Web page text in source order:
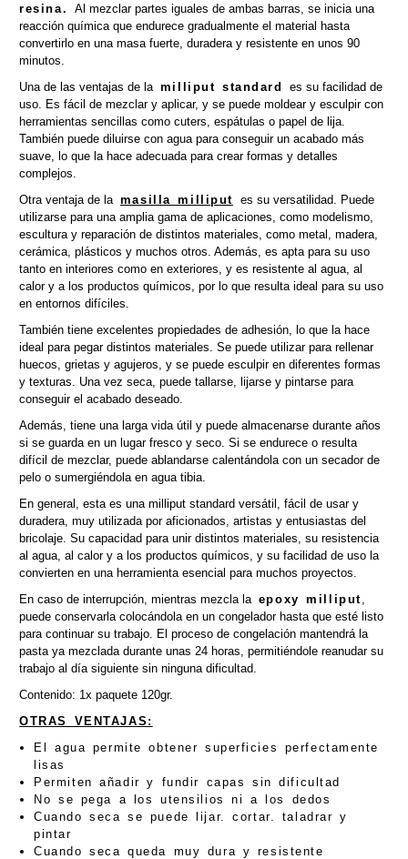
resina.
Al mezclar partes iguales de ambas barras, se inicia una
reacción química que endurece gradualmente el material hasta
convertirlo en una masa fuerte, duradera y resistente en unos 90
minutos.
Una de las ventajas de la milliput standard
es su facilidad de
uso. Es fácil de mezclar y aplicar, y se puede moldear y esculpir con
herramientas sencillas como cuters, espátulas o papel de lija.
También puede diluirse con agua para conseguir un acabado más
suave, lo que la hace adecuada para crear formas y detalles
complejos.
Otra ventaja de la masilla milliput es su versatilidad. Puede
utilizarse para una amplia gama de aplicaciones, como modelismo,
escultura y reparación de distintos materiales, como metal, madera,
cerámica, plásticos y muchos otros. Además, es apta para su uso
tanto en interiores como en exteriores, y es resistente al agua, al
calor y a los productos químicos, por lo que resulta ideal para su uso
en entornos difíciles.
También tiene excelentes propiedades de adhesión, lo que la hace
ideal para pegar distintos materiales. Se puede utilizar para rellenar
huecos, grietas y agujeros, y se puede esculpir en diferentes formas
y texturas. Una vez seca, puede tallarse, lijarse y pintarse para
conseguir el acabado deseado.
Además, tiene una larga vida útil y puede almacenarse durante años
si se guarda en un lugar fresco y seco. Si se endurece o resulta
difícil de mezclar, puede ablandarse calentándola con un secador de
pelo o sumergiéndola en agua tibia.
En general, esta es una milliput standard versátil, fácil de usar y
duradera, muy utilizada por aficionados, artistas y entusiastas del
bricolaje. Su capacidad para unir distintos materiales, su resistencia
al agua, al calor y a los productos químicos, y su facilidad de uso la
convierten en una herramienta esencial para muchos proyectos.
En caso de interrupción, mientras mezcla la epoxy milliput
puede conservarla colocándola en un congelador hasta que esté listo
para continuar su trabajo. El proceso de congelación mantendrá la
pasta ya mezclada durante unas 24 horas, permitiéndole reanudar su
trabajo al día siguiente sin ninguna dificultad.
Contenido: 1x paquete 120gr.
OTRAS VENTAJAS:
El agua permite obtener superficies perfectamente
lisas
Permiten añadir y fundir capas sin dificultad
No se pega a los utensilios ni a los dedos
Cuando seca se puede lijar. cortar. taladrar y
pintar
Cuando seca queda muy dura y resistente